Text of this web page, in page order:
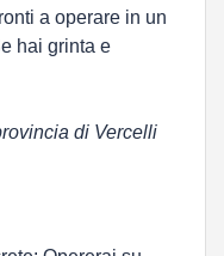
a operare in un
hai grinta e
di Vercelli